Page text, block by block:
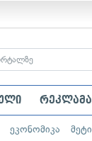
რეკლამა
ეკონომიკა მეტი